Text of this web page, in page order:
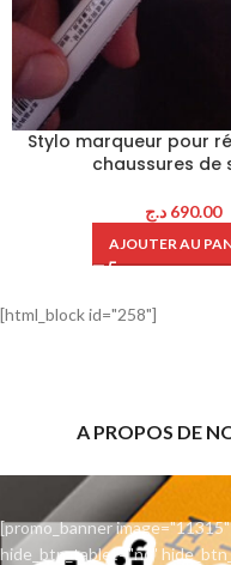
Stylo marqueur pour
chaussures de
690.00 د.ج
AJOUTER AU
[html_block id="258"]
A PROPOS DE
[promo_banner
hide_btn_tablet="no"